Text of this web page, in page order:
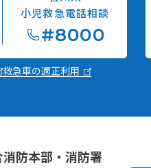
小児救急電話相談
#8000
救急車の適正利用
防本部 ・消防署